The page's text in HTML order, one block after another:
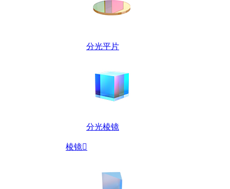
分光平片
分光棱镜
棱镜